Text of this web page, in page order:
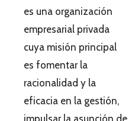
es una organización
empresarial privada
cuya misión principal
es fomentar la
racionalidad y la
eficacia en la gestión,
impulsar la asunción de